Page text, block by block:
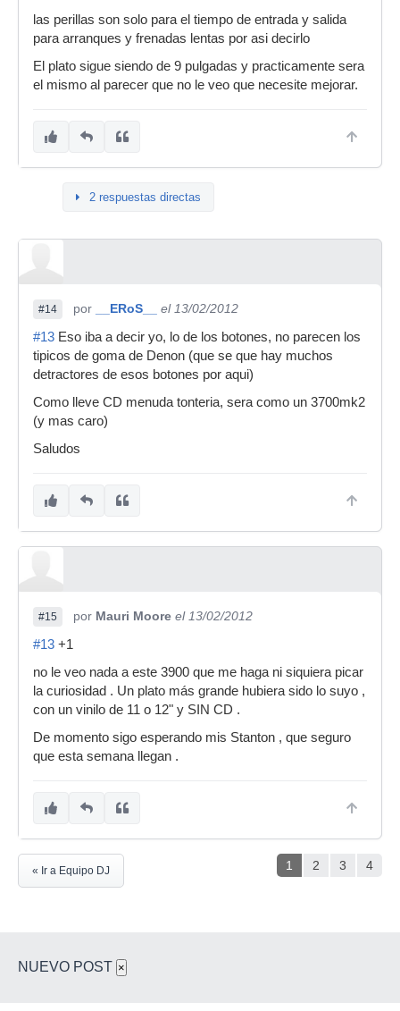
las perillas son solo para el tiempo de entrada y salida
para arranques y frenadas lentas por asi decirlo
El plato sigue siendo de 9 pulgadas y practicamente sera
el mismo al parecer que no le veo que necesite mejorar.
2 respuestas directas
#14 por __ERoS__
el 13/02/2012
#13 Eso iba a decir yo, lo de los botones, no parecen los
tipicos de goma de Denon (que se que hay muchos
detractores de esos botones por aqui)
Como lleve CD menuda tonteria, sera como un 3700mk2
(y mas caro)
Saludos
#15 por Mauri Moore el 13/02/2012
#13 +1
no le veo nada a este 3900 que me haga ni siquiera picar
la curiosidad . Un plato más grande hubiera sido lo suyo ,
con un vinilo de 11 o 12" y SIN CD .
De momento sigo esperando mis Stanton , que seguro
que esta semana llegan .
1 2 3 4
« Ir a Equipo DJ
NUEVO POST ×